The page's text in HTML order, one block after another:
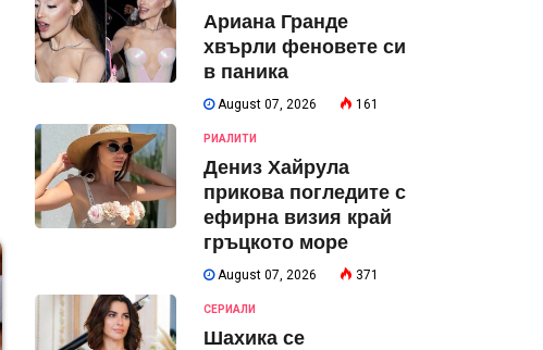
Ариана Гранде
хвърли феновете си
в паника
August 07, 2026 161
РИАЛИТИ
Дениз Хайрула
прикова погледите с
ефирна визия край
гръцкото море
August 07, 2026 371
СЕРИАЛИ
Шахика се